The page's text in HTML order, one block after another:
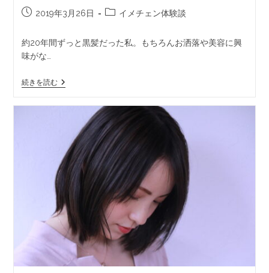
2019年3月26日 イメチェン体験談
約20年間ずっと黒髪だった私。もちろんお洒落や美容に興
味がな…
続きを読む